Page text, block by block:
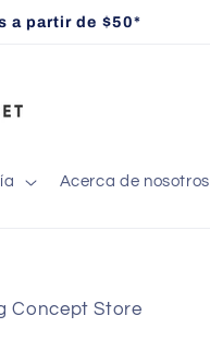
a partir de $50*
Acerca de nosotros
Concept Store